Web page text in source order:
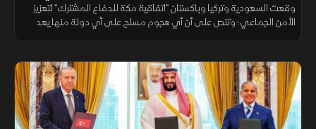
وقعت السعودية وتركيا وباكستان "اتفاقية مكة للدفاع المشترك" لتعزيز
الأمن الجماعي؛ وتنص على أن أي هجوم مسلح على أي دولة منها يعد